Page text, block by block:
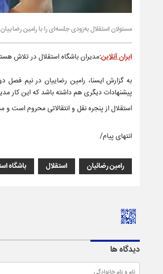
مسئولان استقلال به‌زودی جلسه‌ای را با رامین
ایران آنلاین:مدیران باشگاه استقلال در تلاش
پیشنهادات دیگری هم داشته باشد که این کار
استقلال از پنجره نقل و انتقالاتی محروم است و
انتهای پیام/
رامین رضائیان استقلال باشگاه
دیدگاه ها